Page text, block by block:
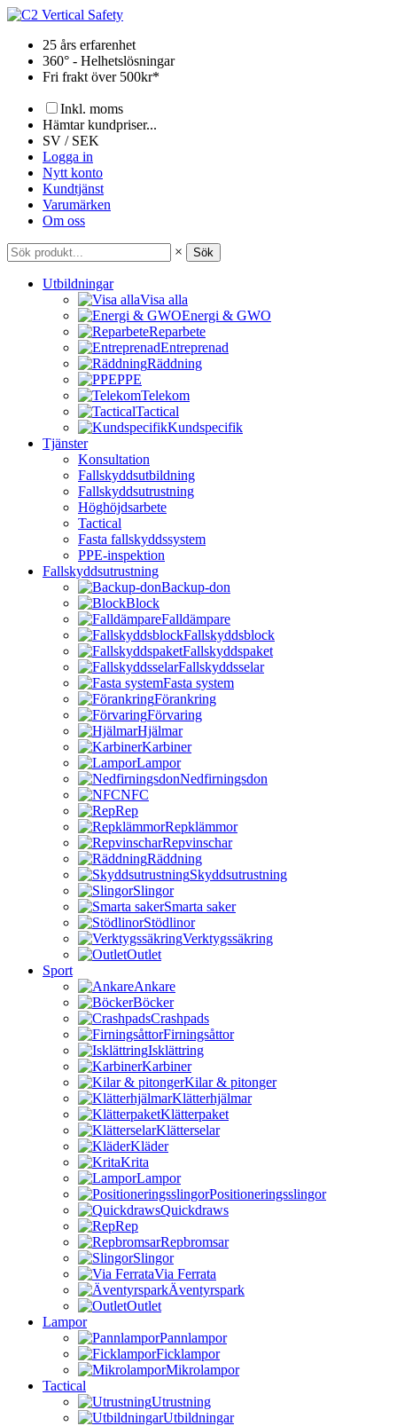
Hoppa
innehåll25 års erfarenhet
360° - Helhetslösningar
Fri frakt över 500kr*
Inkl. moms
Hämtar kundpriser...
SV / SEK
Logga in
Nytt konto
Kundtjänst
Varumärken
Om oss
× Sök
Utbildningar
Visa alla
Energi & GWO
Reparbete
Entreprenad
Räddning
PPE
Telekom
Tactical
Kundspecifik
Tjänster
Konsultation
Fallskyddsutbildning
Fallskyddsutrustning
Höghöjdsarbete
Tactical
Fasta fallskyddssystem
PPE-inspektion
Fallskyddsutrustning
Backup-don
Block
Falldämpare
Fallskyddsblock
Fallskyddspaket
Fallskyddsselar
Fasta system
Förankring
Förvaring
Hjälmar
Karbiner
Lampor
Nedfirningsdon
NFC
Rep
Repklämmor
Repvinschar
Räddning
Skyddsutrustning
Slingor
Smarta saker
Stödlinor
Verktygssäkring
Outlet
Sport
Ankare
Böcker
Crashpads
Firningsåttor
Isklättring
Karbiner
Kilar & pitonger
Klätterhjälmar
Klätterpaket
Klätterselar
Kläder
Krita
Lampor
Positioneringsslingor
Quickdraws
Rep
Repbromsar
Slingor
Via Ferrata
Äventyrspark
Outlet
Lampor
Pannlampor
Ficklampor
Mikrolampor
Tactical
Utrustning
Utbildningar